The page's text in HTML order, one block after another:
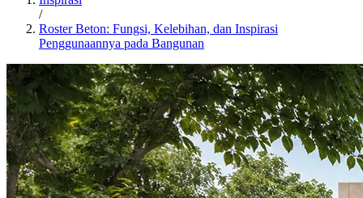
/
Roster Beton: Fungsi, Kelebihan, dan Inspirasi
Penggunaannya pada Bangunan